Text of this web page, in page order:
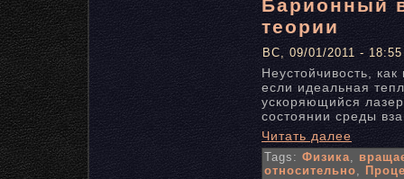
Барионный
теории
ВС, 09/01/2011 - 18:55
Неустойчивость,
если идеальная
ускоряющийся
состоянии среды
Читать далее
Tags: Физика,
относительно,